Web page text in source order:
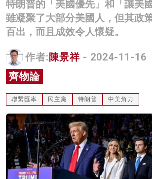
商業
科技
影片
名家榜
灼見活動
關於我們
特朗普的「美國優先」和「讓美
雖凝聚了大部分美國人，但其政
百出，而且成效令人懷疑。
作者: 陳景祥 - 2024-11-16
齊物論
聯繫匯率 民主黨 特朗普 中美角力